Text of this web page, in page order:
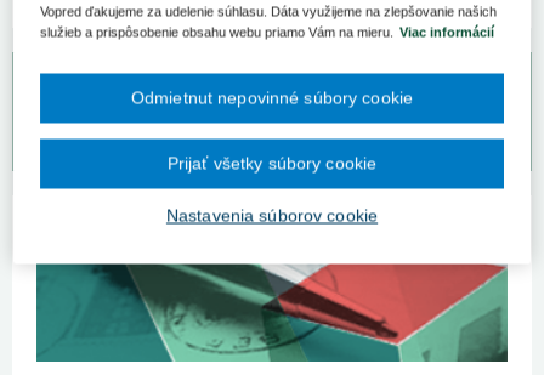
Bezplatný odpovedný servis pre predplatiteľov
Vaše otázky môžete zadať nawww.otazkyodpovede.sk.
Kategórie predpisov
Vopred ďakujeme za udelenie súhlasu. Dáta využijeme na zlepšovanie našich
služieb a prispôsobenie obsahu webu priamo Vám na mieru.
Viac informácií
Nastavenia súborov cookie
Odmietnut nepovinné súbory cookie
Prijať všetky súbory cookie